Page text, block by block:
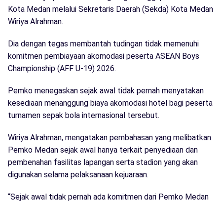
Kota Medan melalui Sekretaris Daerah (Sekda) Kota Medan
Wiriya Alrahman.
Dia dengan tegas membantah tudingan tidak memenuhi
komitmen pembiayaan akomodasi peserta ASEAN Boys
Championship (AFF U-19) 2026.
Pemko menegaskan sejak awal tidak pernah menyatakan
kesediaan menanggung biaya akomodasi hotel bagi peserta
turnamen sepak bola internasional tersebut.
Wiriya Alrahman, mengatakan pembahasan yang melibatkan
Pemko Medan sejak awal hanya terkait penyediaan dan
pembenahan fasilitas lapangan serta stadion yang akan
digunakan selama pelaksanaan kejuaraan.
“Sejak awal tidak pernah ada komitmen dari Pemko Medan